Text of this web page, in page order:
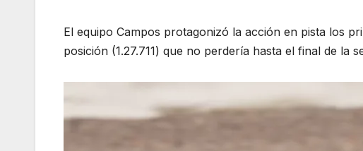
El equipo Campos protagonizó la acción en pista los
posición (1.27.711) que no perdería hasta el final de